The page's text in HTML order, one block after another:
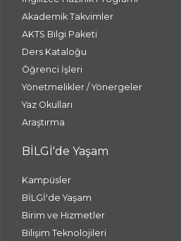
Akademik Takvimler
AKTS Bilgi Paketi
Ders Kataloğu
Öğrenci İşleri
Yönetmelikler / Yönergeler
Yaz Okulları
Araştırma
BİLGİ'de Yaşam
Kampüsler
BİLGİ'de Yaşam
Birim ve Hizmetler
Bilişim Teknolojileri